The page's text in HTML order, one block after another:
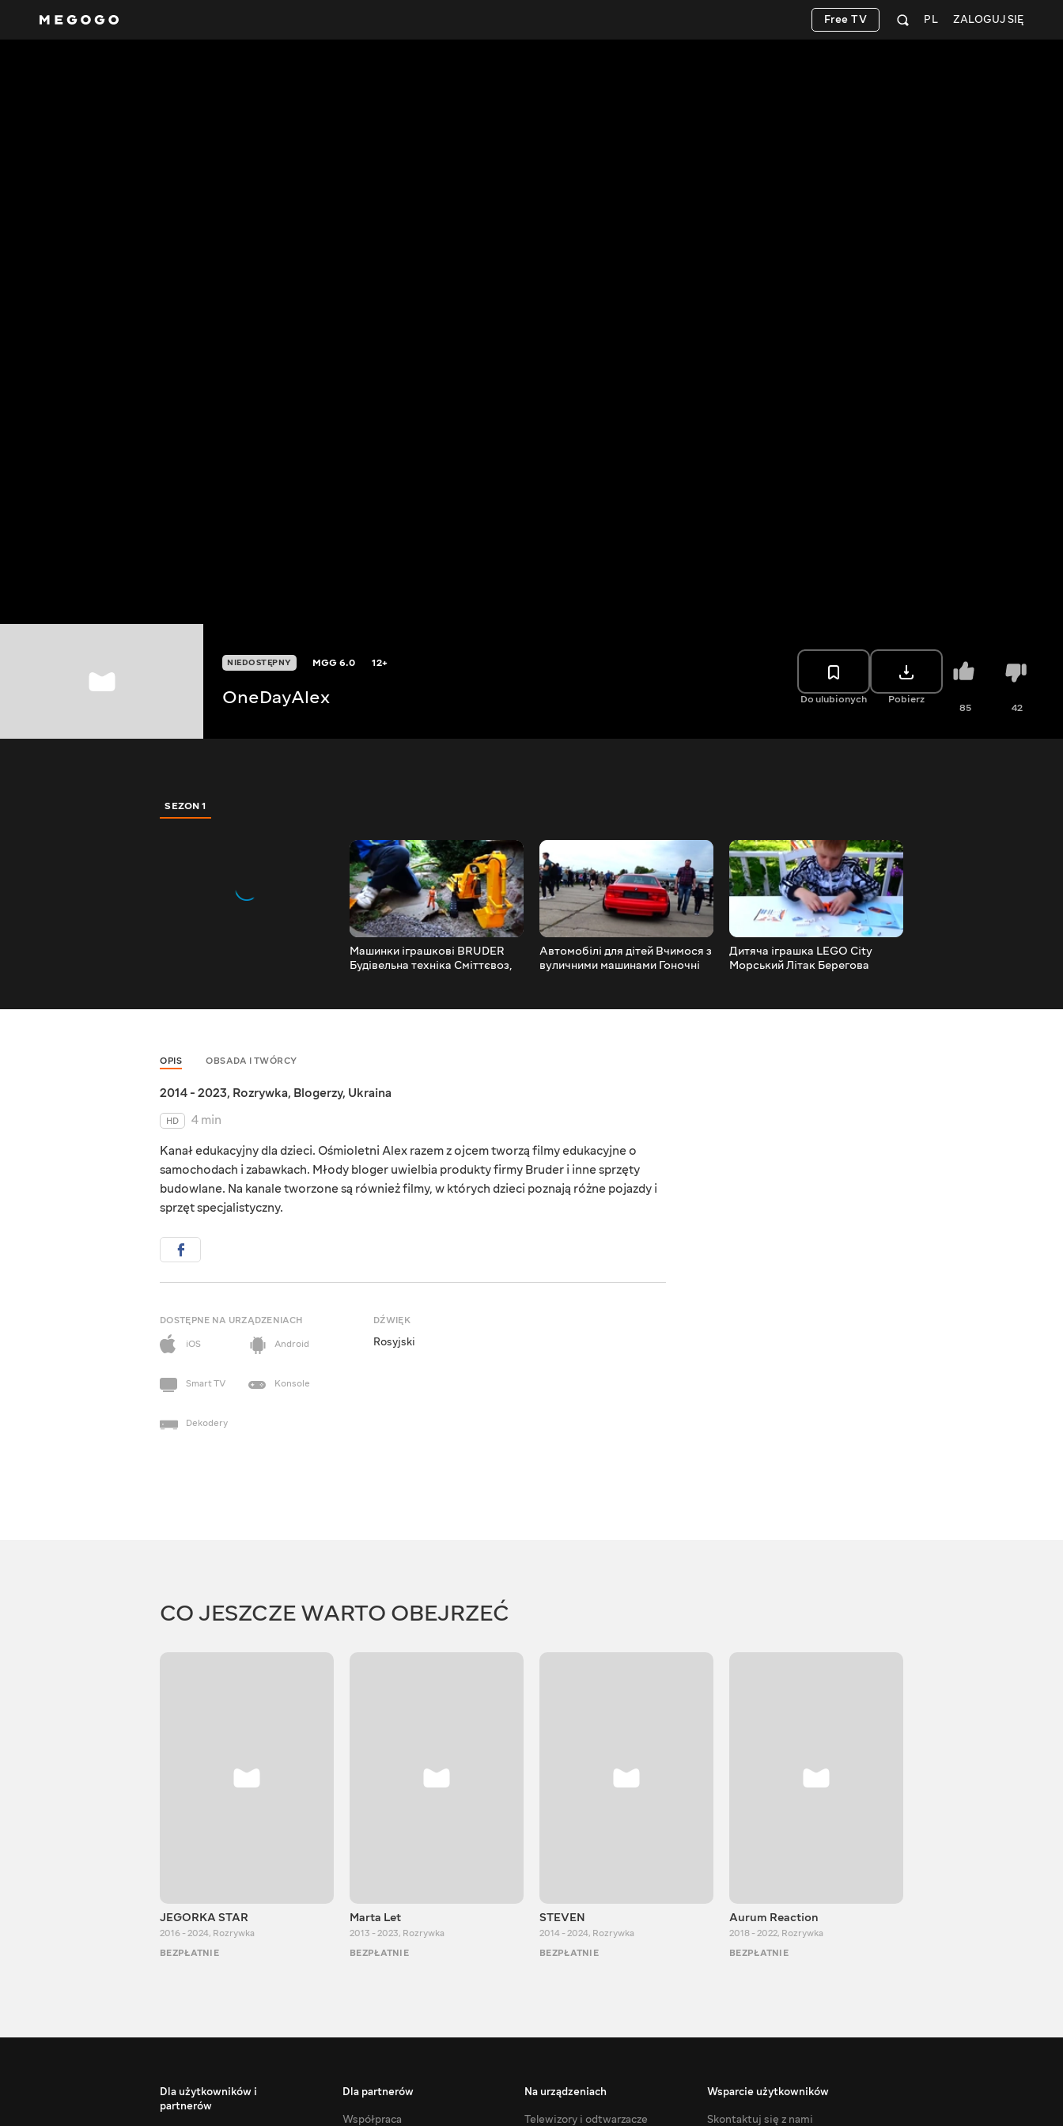
ZALOGUJ SIĘ
PL
Free TV
NIEDOSTĘPNY MGG6.0 12+
OneDayAlex Do ulubionych Pobierz
85 42
SEZON 1
Машинки іграшкові BRUDER
Будівельна техніка Сміттєвоз,
Автомобілі для дітей Вчимося з
вуличними машинами Гоночні
Дитяча іграшка LEGO City
Морський Літак Берегова
дітей
Будівництво Складання
OPIS OBSADA I TWÓRCY
2014 - 2023, Rozrywka, Blogerzy, Ukraina
HD
4 min
Kanał edukacyjny dla dzieci. Ośmioletni Alex razem z ojcem tworzą filmy edukacyjne o
samochodach i zabawkach. Młody bloger uwielbia produkty firmy Bruder i inne sprzęty
budowlane. Na kanale tworzone są również filmy, w których dzieci poznają różne pojazdy i
sprzęt specjalistyczny.
DOSTĘPNE NA URZĄDZENIACH
iOS
Android
Smart TV Konsole
Dekodery
DŹWIĘK
Rosyjski
CO JESZCZE WARTO OBEJRZEĆ
JEGORKA STAR
2016 - 2024, Rozrywka
BEZPŁATNIE
Marta Let
2013 - 2023, Rozrywka
BEZPŁATNIE
STEVEN
2014 - 2024, Rozrywka
BEZPŁATNIE
Aurum Reaction
2018 - 2022, Rozrywka
BEZPŁATNIE
Dla użytkowników i
partnerów
Dla partnerów
Współpraca
Na urządzeniach
Telewizory i odtwarzacze
Wsparcie użytkowników
Skontaktuj się z nami